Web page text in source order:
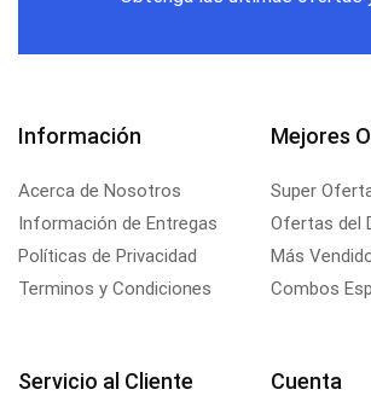
Información
Acerca de Nosotros
Información de Entregas
Políticas de Privacidad
Terminos y Condiciones
Mejores
Super
Ofertas del
Más
Combos
Servicio al Cliente Cuenta